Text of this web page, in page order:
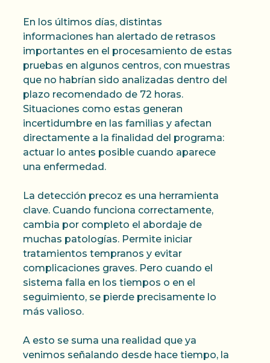
En los últimos días, distintas
informaciones han alertado de retrasos
importantes en el procesamiento de estas
pruebas en algunos centros, con muestras
que no habrían sido analizadas dentro del
plazo recomendado de 72 horas.
Situaciones como estas generan
incertidumbre en las familias y afectan
directamente a la finalidad del programa:
actuar lo antes posible cuando aparece
una enfermedad.
La detección precoz es una herramienta
clave. Cuando funciona correctamente,
cambia por completo el abordaje de
muchas patologías. Permite iniciar
tratamientos tempranos y evitar
complicaciones graves. Pero cuando el
sistema falla en los tiempos o en el
seguimiento, se pierde precisamente lo
más valioso.
A esto se suma una realidad que ya
venimos señalando desde hace tiempo, la